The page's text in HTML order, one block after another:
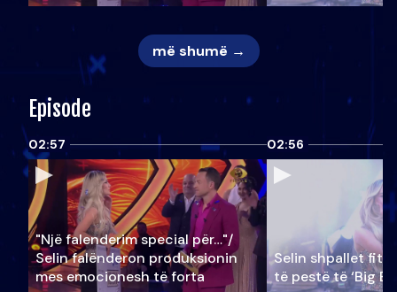
më shumë →
Episode
02:57
"Një falenderim special për…"/
Selin falënderon produksionin
mes emocionesh të forta
02:56
Selin shpallet
të pestë të ‘Big